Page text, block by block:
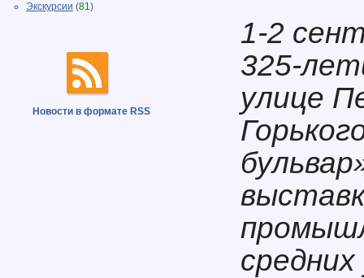
Экскурсии (81)
Новости в формате RSS
1-2
325-
улице